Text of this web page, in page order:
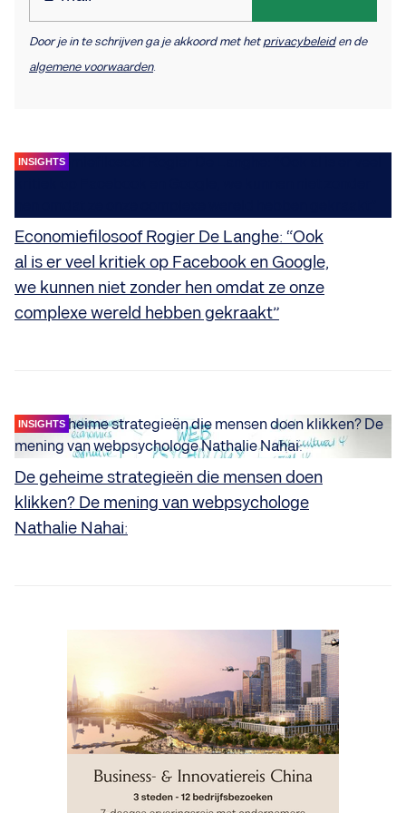
Door je in te schrijven ga je akkoord met hetprivacybeleiden de
algemene voorwaarden.
INSIGHTS
Economiefilosoof Rogier De Langhe: “Ook
al is er veel kritiek op Facebook en Google,
we kunnen niet zonder hen omdat ze onze
complexe wereld hebben gekraakt”
INSIGHTS
De geheime strategieën die mensen doen
klikken? De mening van webpsychologe
Nathalie Nahai: